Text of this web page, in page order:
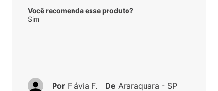
Você recomenda esse produto?
Sim
Por Flávia F. De Araraquara - SP